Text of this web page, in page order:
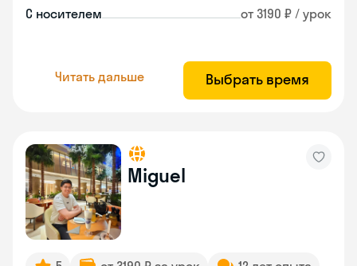
С носителем от 3190 ₽ / урок
Читать дальше Выбрать время
Miguel